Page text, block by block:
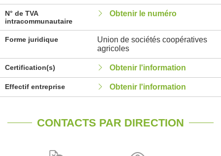
N° de TVA
intracommunautaire
Obtenir le numéro
Forme juridique
Union de sociétés coopératives
agricoles
Certification(s) Obtenir l'information
Effectif entreprise Obtenir l'information
CONTACTS PAR DIRECTION